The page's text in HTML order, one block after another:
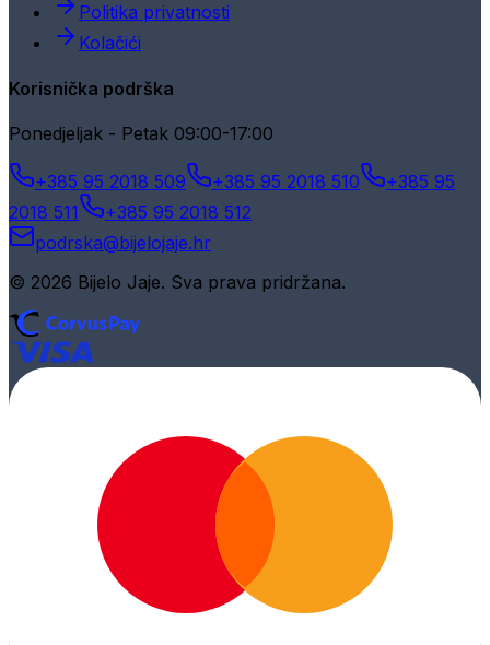
Politika privatnosti
Kolačići
Korisnička podrška
Ponedjeljak - Petak 09:00-17:00
+385 95 2018 509 +385 95 2018 510
+385 95
2018 511
+385 95 2018 512
podrska@bijelojaje.hr
© 2026 Bijelo Jaje. Sva prava pridržana.